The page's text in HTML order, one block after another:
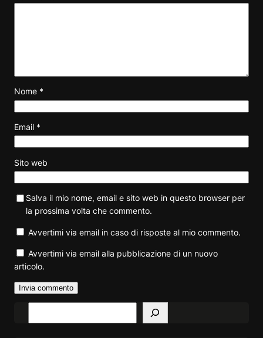
Nome *
Email *
Sito web
Salva il mio nome, email e sito web in questo browser per
la prossima volta che commento.
Avvertimi via email in caso di risposte al mio commento.
Avvertimi via email alla pubblicazione di un nuovo
articolo.
e